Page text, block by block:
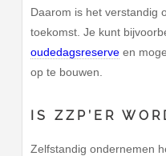
Daarom is het verstandig
toekomst. Je kunt
oudedagsreserve en
op te bouwen.
IS ZZP’ER
Zelfstandig ondernemen